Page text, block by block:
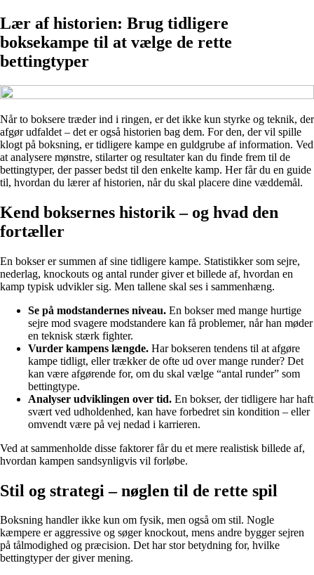
Lær af historien: Brug tidligere
boksekampe til at vælge de rette
bettingtyper
Når to boksere træder ind i ringen, er det ikke kun styrke og teknik, der
afgør udfaldet – det er også historien bag dem. For den, der vil spille
klogt på boksning, er tidligere kampe en guldgrube af information. Ved
at analysere mønstre, stilarter og resultater kan du finde frem til de
bettingtyper, der passer bedst til den enkelte kamp. Her får du en guide
til, hvordan du lærer af historien, når du skal placere dine væddemål.
Kend boksernes historik – og hvad den
fortæller
En bokser er summen af sine tidligere kampe. Statistikker som sejre,
nederlag, knockouts og antal runder giver et billede af, hvordan en
kamp typisk udvikler sig. Men tallene skal ses i sammenhæng.
Se på modstandernes niveau. En bokser med mange hurtige
sejre mod svagere modstandere kan få problemer, når han møder
en teknisk stærk fighter.
Vurder kampens længde. Har bokseren tendens til at afgøre
kampe tidligt, eller trækker de ofte ud over mange runder? Det
kan være afgørende for, om du skal vælge “antal runder” som
bettingtype.
Analyser udviklingen over tid. En bokser, der tidligere har haft
svært ved udholdenhed, kan have forbedret sin kondition – eller
omvendt være på vej nedad i karrieren.
Ved at sammenholde disse faktorer får du et mere realistisk billede af,
hvordan kampen sandsynligvis vil forløbe.
Stil og strategi – nøglen til de rette spil
Boksning handler ikke kun om fysik, men også om stil. Nogle
kæmpere er aggressive og søger knockout, mens andre bygger sejren
på tålmodighed og præcision. Det har stor betydning for, hvilke
bettingtyper der giver mening.